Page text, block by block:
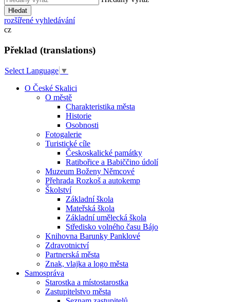
Hledat
rozšířené vyhledávání
cz
Překlad (translations)
Select Language ▼
O České Skalici
O městě
Charakteristika města
Historie
Osobnosti
Fotogalerie
Turistické cíle
Českoskalické památky
Ratibořice a Babiččino údolí
Muzeum Boženy Němcové
Přehrada Rozkoš a autokemp
Školství
Základní škola
Mateřská škola
Základní umělecká škola
Středisko volného času Bájo
Knihovna Barunky Panklové
Zdravotnictví
Partnerská města
Znak, vlajka a logo města
Samospráva
Starostka a místostarostka
Zastupitelstvo města